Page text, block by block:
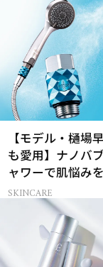
【モデル・樋場
も愛用】ナノバ
ャワーで肌悩み
解決
SKINCARE